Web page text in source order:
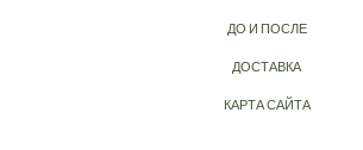
ДО И ПОСЛЕ
ДОСТАВКА
КАРТА САЙТА